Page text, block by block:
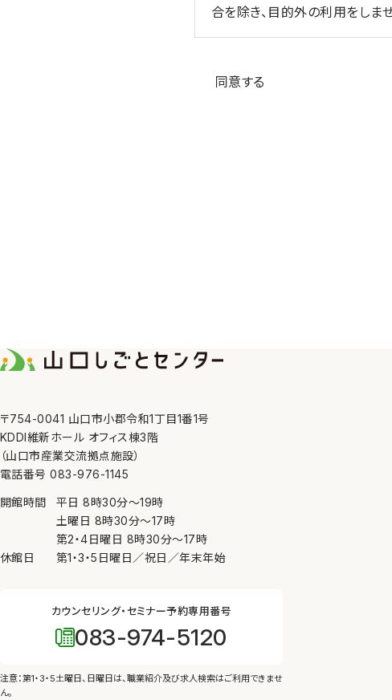
合を除き、目的外の利用をしませ
当センターは、その取り扱う
当センターは、個人情報の保護
当センターが管理している個
同意する
〒754-0041 山口市小郡令和1丁目1番1号
KDDI維新ホール オフィス棟3階
（山口市産業交流拠点施設）
電話番号 083-976-1145
開館時間 平日8時30分〜19時
土曜日 8時30分〜17時
第2・4日曜日 8時30分〜17時
休館日
第1・3・5日曜日／祝日／年末年始
カウンセリング・セミナー予約専用番号
083-974-5120
注意：第1・3・5土曜日、日曜日は、職業紹介及び求人検索はご利用できませ
ん。